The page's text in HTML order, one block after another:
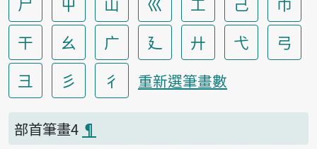
干
幺 广 廴 廾 弋
弓
彐
彡 彳 重新選筆畫數
部首筆畫4 ¶